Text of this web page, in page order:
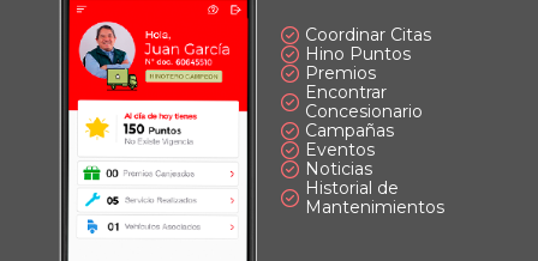
Coordinar Citas
Hino Puntos
Premios
Encontrar
Concesionario
Campañas
Eventos
Noticias
Historial de
Mantenimientos